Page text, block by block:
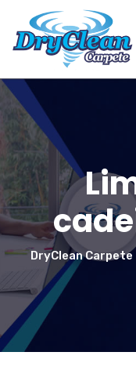
DryClean Carpete